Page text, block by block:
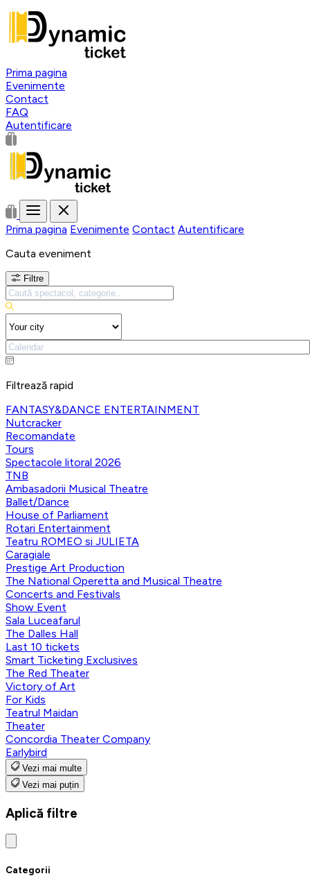
Prima pagina
Evenimente
Contact
FAQ
Autentificare
Prima pagina Evenimente Contact Autentificare
Cauta eveniment
Filtre
Filtrează rapid
FANTASY&DANCE ENTERTAINMENT
Nutcracker
Recomandate
Tours
Spectacole litoral 2026
TNB
Ambasadorii Musical Theatre
Ballet/Dance
House of Parliament
Rotari Entertainment
Teatru ROMEO si JULIETA
Caragiale
Prestige Art Production
The National Operetta and Musical Theatre
Concerts and Festivals
Show Event
Sala Luceafarul
The Dalles Hall
Last 10 tickets
Smart Ticketing Exclusives
The Red Theater
Victory of Art
For Kids
Teatrul Maidan
Theater
Concordia Theater Company
Earlybird
Vezi mai multe
Vezi mai puțin
Aplică filtre
Categorii